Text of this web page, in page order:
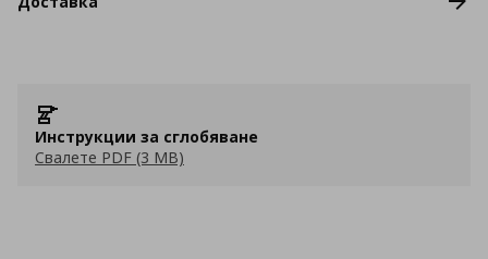
Инструкции за сглобяване
Свалете PDF (3 MB)